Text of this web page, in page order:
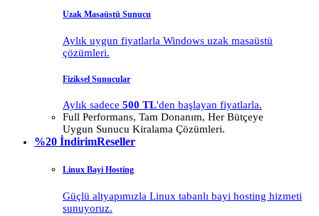
Uzak Masaüstü Sunucu
Aylık uygun fiyatlarla Windows uzak masaüstü
çözümleri.
Fiziksel Sunucular
Aylık sadece 500 TL'den başlayan fiyatlarla.
Full Performans, Tam Donanım, Her Bütçeye
Uygun Sunucu Kiralama Çözümleri.
%20 İndirimReseller
Linux Bayi Hosting
Güçlü altyapımızla Linux tabanlı bayi hosting hizmeti
sunuyoruz.